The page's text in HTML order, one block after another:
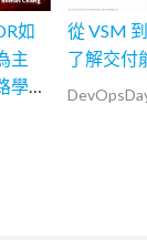
如
主
學
從 VSM
了解交付